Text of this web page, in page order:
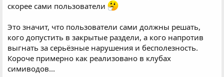
скорее сами пользователи
Это значит, что пользователи сами должны решать,
кого допустить в закрытые раздели, а кого напротив
выгнать за серьёзные нарушения и бесполезность.
Короче примерно как реализовано в клубах
симиводов...